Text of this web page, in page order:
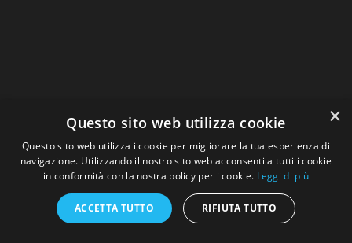
×
Questo sito web utilizza cookie
Questo sito web utilizza i cookie per migliorare la tua esperienza di
navigazione. Utilizzando il nostro sito web acconsenti a tutti i cookie
in conformità con la nostra policy per i cookie. Leggi di più
ACCETTA TUTTO RIFIUTA TUTTO